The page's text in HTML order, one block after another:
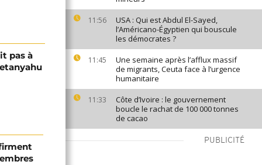
11:56
USA : Qui est Abdul El-Sayed,
l’Américano-Égyptien qui bouscule
les démocrates ?
11:45
Une semaine après l’afflux massif
de migrants, Ceuta face à l’urgence
humanitaire
11:33
Côte d’Ivoire : le gouvernement
boucle le rachat de 100 000 tonnes
de cacao
PUBLICITÉ
pas à